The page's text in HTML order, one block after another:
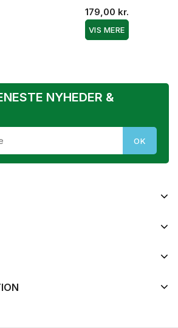
179,00 kr.
VIS MERE
NYHEDER &